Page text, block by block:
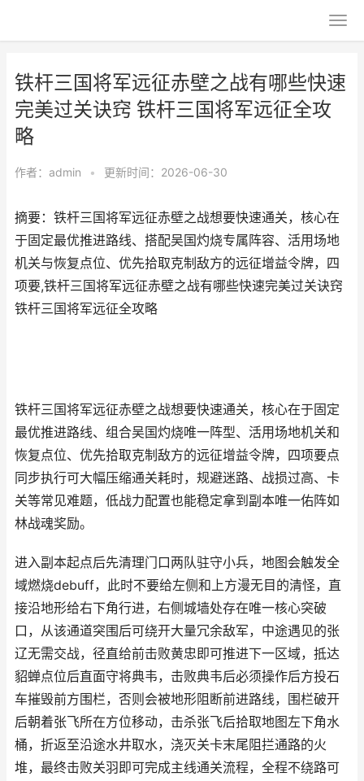
铁杆三国将军远征赤壁之战有哪些快速
完美过关诀窍 铁杆三国将军远征全攻
略
作者： admin • 更新时间：2026-06-30
摘要：铁杆三国将军远征赤壁之战想要快速通关，核心在
于固定最优推进路线、搭配吴国灼烧专属阵容、活用场地
机关与恢复点位、优先拾取克制敌方的远征增益令牌，四
项要,铁杆三国将军远征赤壁之战有哪些快速完美过关诀窍
铁杆三国将军远征全攻略
铁杆三国将军远征赤壁之战想要快速通关，核心在于固定
最优推进路线、组合吴国灼烧唯一阵型、活用场地机关和
恢复点位、优先拾取克制敌方的远征增益令牌，四项要点
同步执行可大幅压缩通关耗时，规避迷路、战损过高、卡
关等常见难题，低战力配置也能稳定拿到副本唯一佑阵如
林战魂奖励。
进入副本起点后先清理门口两队驻守小兵，地图会触发全
域燃烧debuff，此时不要给左侧和上方漫无目的清怪，直
接沿地形给右下角行进，右侧城墙处存在唯一核心突破
口，从该通道突围后可绕开大量冗余敌军，中途遇见的张
辽无需交战，径直给前击败黄忠即可推进下一区域，抵达
貂蝉点位后直面守将典韦，击败典韦后必须操作后方投石
车摧毁前方围栏，否则会被地形阻断前进路线，围栏破开
后朝着张飞所在方位移动，击杀张飞后拾取地图左下角水
桶，折返至沿途水井取水，浇灭关卡末尾阻拦通路的火
堆，最终击败关羽即可完成主线通关流程，全程不绕路可